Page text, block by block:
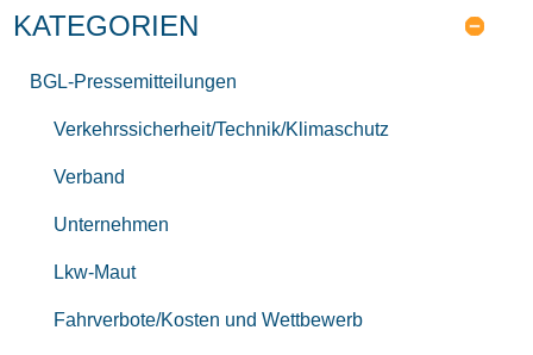
KATEGORIEN
BGL-Pressemitteilungen
Verkehrssicherheit/Technik/Klimaschutz
Verband
Unternehmen
Lkw-Maut
Fahrverbote/Kosten und Wettbewerb